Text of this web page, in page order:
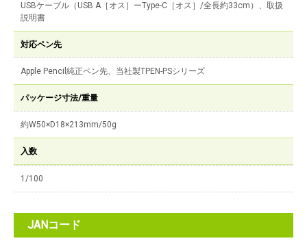
USBケーブル（USB A［オス］ーType-C［オス］/全長約33cm）、取扱
説明書
対応ペン先
Apple Pencil純正ペン先、当社製TPEN-PSシリーズ
パッケージ寸法/重量
約W50×D18×213mm/50g
入数
1/100
JANコード